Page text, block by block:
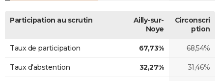
Participation au scrutin
Ailly-sur-
Noye
Circonscri
ption
Taux de participation 67,73% 68,54%
Taux d'abstention 32,27% 31,46%